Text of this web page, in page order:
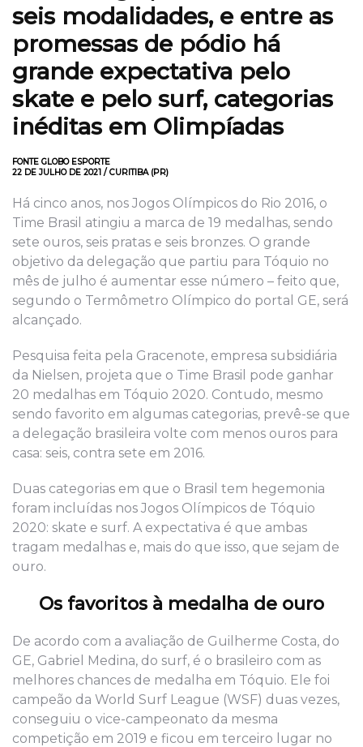
seis modalidades, e entre as
promessas de pódio há
grande expectativa pelo
skate e pelo surf, categorias
inéditas em Olimpíadas
FONTE GLOBO ESPORTE
22 DE JULHO DE 2021 / CURITIBA (PR)
Há cinco anos, nos Jogos Olímpicos do Rio 2016, o
Time Brasil atingiu a marca de 19 medalhas, sendo
sete ouros, seis pratas e seis bronzes. O grande
objetivo da delegação que partiu para Tóquio no
mês de julho é aumentar esse número – feito que,
segundo o Termômetro Olímpico do portal GE, será
alcançado.
Pesquisa feita pela Gracenote, empresa subsidiária
da Nielsen, projeta que o Time Brasil pode ganhar
20 medalhas em Tóquio 2020. Contudo, mesmo
sendo favorito em algumas categorias, prevê-se que
a delegação brasileira volte com menos ouros para
casa: seis, contra sete em 2016.
Duas categorias em que o Brasil tem hegemonia
foram incluídas nos Jogos Olímpicos de Tóquio
2020: skate e surf. A expectativa é que ambas
tragam medalhas e, mais do que isso, que sejam de
ouro.
Os favoritos à medalha de ouro
De acordo com a avaliação de Guilherme Costa, do
GE, Gabriel Medina, do surf, é o brasileiro com as
melhores chances de medalha em Tóquio. Ele foi
campeão da World Surf League (WSF) duas vezes,
conseguiu o vice-campeonato da mesma
competição em 2019 e ficou em terceiro lugar no